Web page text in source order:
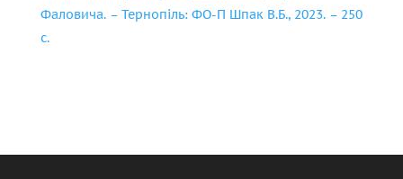
Фаловича. – Тернопіль: ФО-П Шпак В.Б., 2023. – 250
с.